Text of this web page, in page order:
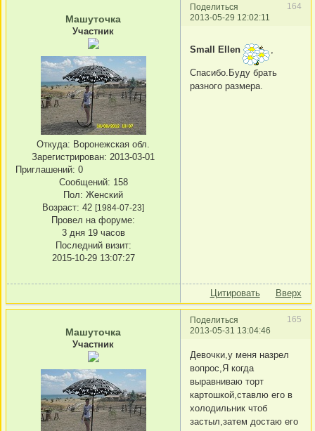
Поделиться
164
2013-05-29 12:02:11
Машуточка
Участник
Откуда: Воронежская обл.
Зарегистрирован: 2013-03-01
Приглашений: 0
Сообщений: 158
Пол: Женский
Возраст: 42 [1984-07-23]
Провел на форуме:
3 дня 19 часов
Последний визит:
2015-10-29 13:07:27
Small Ellen ,
Спасибо.Буду брать
разного размера.
Цитировать Вверх
Поделиться
165
2013-05-31 13:04:46
Машуточка
Участник
Девочки,у меня назрел
вопрос,Я когда
выравниваю торт
картошкой,ставлю его в
холодильник чтоб
застыл,затем достаю его